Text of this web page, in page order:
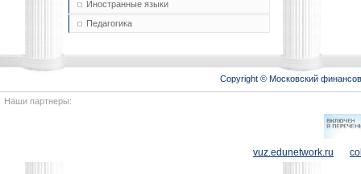
Иностранные языки
Педагогика
Copyright © Московский
Наши партнеры:
vuz.edunetwork.ru